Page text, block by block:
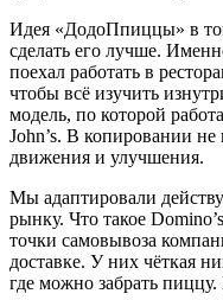
Идея «ДодоПпиццы» в
сделать его лучше.
поехал работать в
чтобы всё изучить
модель, по которой
John’s. В копировании
движения и улучшения.
Мы адаптировали
рынку. Что такое
точки самовывоза
доставке. У них чёткая
где можно забрать